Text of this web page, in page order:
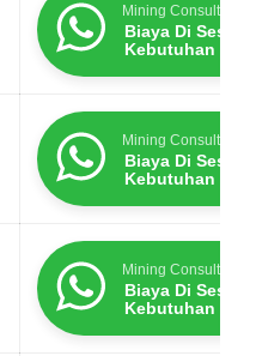
Mining Consultants
Biaya Di
Kebutuhan
Mining Consultants
Biaya Di
Kebutuhan
Mining Consultants
Biaya Di
Kebutuhan